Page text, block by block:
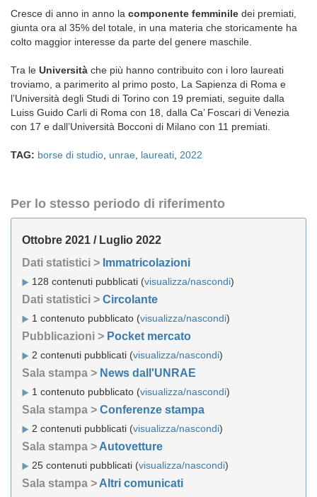
Cresce di anno in anno la componente femminile dei premiati,
giunta ora al 35% del totale, in una materia che storicamente ha
colto maggior interesse da parte del genere maschile.
Tra le Università che più hanno contribuito con i loro laureati
troviamo, a parimerito al primo posto, La Sapienza di Roma e
l’Università degli Studi di Torino con 19 premiati, seguite dalla
Luiss Guido Carli di Roma con 18, dalla Ca’ Foscari di Venezia
con 17 e dall’Università Bocconi di Milano con 11 premiati.
TAG: borse di studio unrae laureati 2022
Per lo stesso periodo di riferimento
Ottobre 2021 / Luglio 2022
Dati statistici > Immatricolazioni
128 contenuti pubblicati (visualizza/nascondi)
Dati statistici > Circolante
1 contenuto pubblicato (visualizza/nascondi)
Pubblicazioni > Pocket mercato
2 contenuti pubblicati (visualizza/nascondi)
Sala stampa > News dall'UNRAE
1 contenuto pubblicato (visualizza/nascondi)
Sala stampa > Conferenze stampa
2 contenuti pubblicati (visualizza/nascondi)
Sala stampa > Autovetture
25 contenuti pubblicati (visualizza/nascondi)
Sala stampa > Altri comunicati